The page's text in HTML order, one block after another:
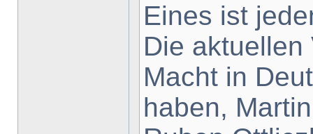
Eines ist
Die
Macht in
haben,